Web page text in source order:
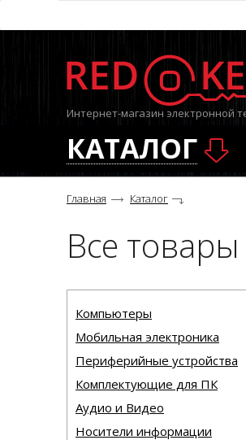
Интернет-магазин электронной
КАТАЛОГ
Главная Каталог
Все
Компьютеры
Мобильная электроника
Периферийные устройства
Комплектующие для ПК
Аудио и Видео
Носители информации